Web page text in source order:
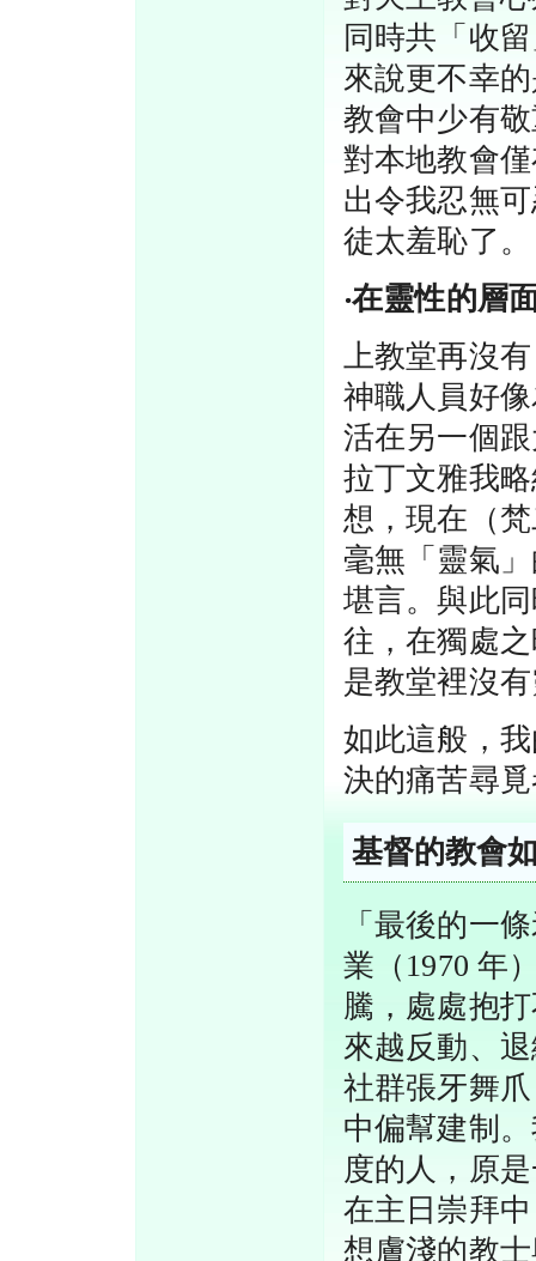
同時共「收
來說更不幸
教會中少有
對本地教會
出令我忍無
徒太羞恥了。
‧在靈性的層
上教堂再沒
神職人員好
活在另一個
拉丁文雅我
想，現在（
毫無「靈氣
堪言。與此
往，在獨處
是教堂裡沒
如此這般，
決的痛苦尋
基督的教會
「最後的一
業（1970 年
騰，處處抱
來越反動、
社群張牙舞
中偏幫建制
度的人，原
在主日崇拜
想膚淺的教